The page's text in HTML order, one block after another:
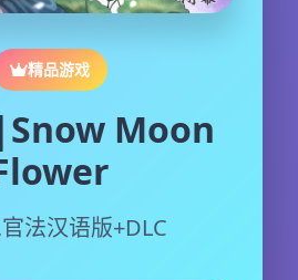
精品游戏
Moon
法汉语版+DLC